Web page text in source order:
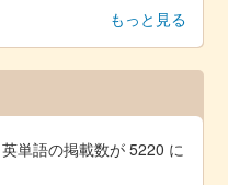
もっと見る
英単語の掲載数が 5220 に